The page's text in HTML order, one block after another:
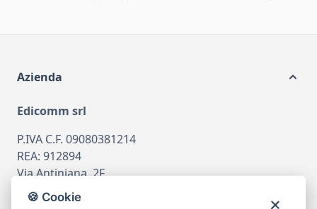
Azienda
Edicomm srl
P.IVA C.F. 09080381214
REA: 912894
Via Antiniana, 2F
80078 Pozzuoli
🍪 Cookie